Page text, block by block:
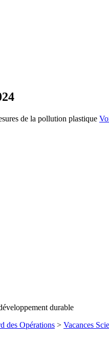
de la pollution plastique
durable
des Opérations > Vacances